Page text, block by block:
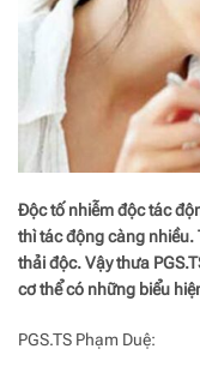
Độc tố nhiễm độc tác
thì tác động càng
thải độc. Vậy thưa
cơ thể có những biểu
PGS.TS Phạm Duệ: